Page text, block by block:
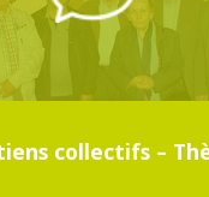
collectifs –